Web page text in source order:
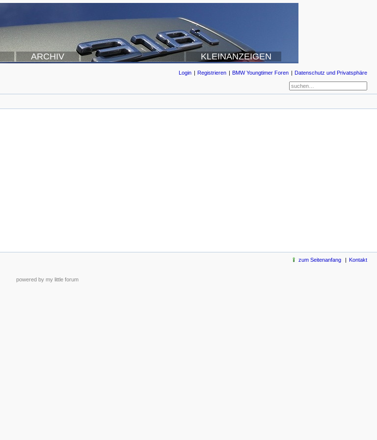
ARCHIV KLEINANZEIGEN
Login Registrieren BMW Youngtimer Foren Datenschutz und Privatsphäre
zum Seitenanfang Kontakt
powered by my little forum